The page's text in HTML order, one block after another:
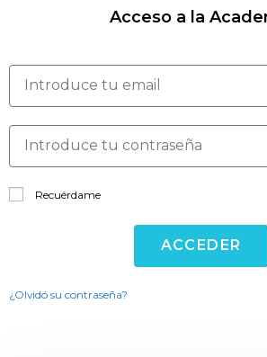
Acceso a la
Recuérdame
ACCEDER
¿Olvidó su contraseña?